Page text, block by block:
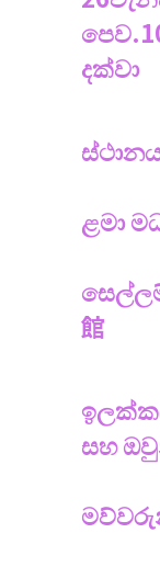
දක්වා
ළමා
3
館
සහ